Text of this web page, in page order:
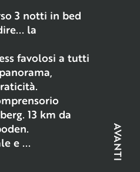
3 notti in bed
la
favolosi a tutti
13 km da
e ...
AVANTI